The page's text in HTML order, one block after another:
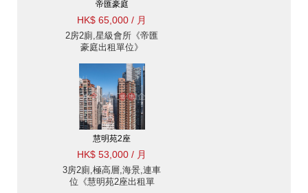
帝匯豪庭
HK$ 65,000 / 月
2房2廁,星級會所《帝匯
豪庭出租單位》
慧明苑2座
HK$ 53,000 / 月
3房2廁,極高層,海景,連車
位《慧明苑2座出租單